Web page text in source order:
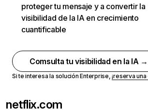
proteger tu mensaje y a convertir la
visibilidad de la IA en crecimiento
cuantificable
Comsulta tu visibilidad en la IA →
Si te interesa la solución Enterprise,¡reserva
netflix.com